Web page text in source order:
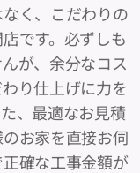
く、こだわりの
です。必ずしも
が、余分なコス
り仕上げに力を
、最適なお見積
お家を直接お伺
確な工事金額が